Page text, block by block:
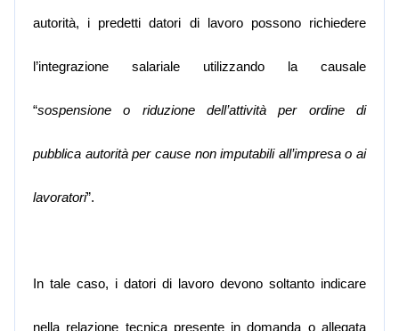
autorità, i predetti datori di lavoro possono richiedere
l’integrazione salariale utilizzando la causale
“sospensione o riduzione dell’attività per ordine di
pubblica autorità per cause non imputabili all’impresa o ai
lavoratori”.
In tale caso, i datori di lavoro devono soltanto indicare
nella relazione tecnica presente in domanda o allegata